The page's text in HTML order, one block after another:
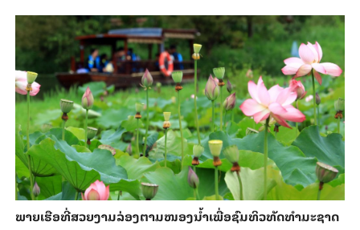
ພາຍ​ເຮືອທີ່​ສວຍ​ງາມ​ລ່ອງ​ຕາມ​​ໜອງນ້ຳ​​ເພື່ອ​ຊົມ​ທິວ​ທັດ​ທຳ​ມະ​ຊາດ